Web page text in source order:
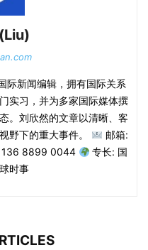
际新闻编辑，拥有国际关系
实习，并为多家国际媒体撰
。刘欣然的文章以清晰、客
野下的重大事件。
邮箱:
136 8899 0044
专长: 国
时事